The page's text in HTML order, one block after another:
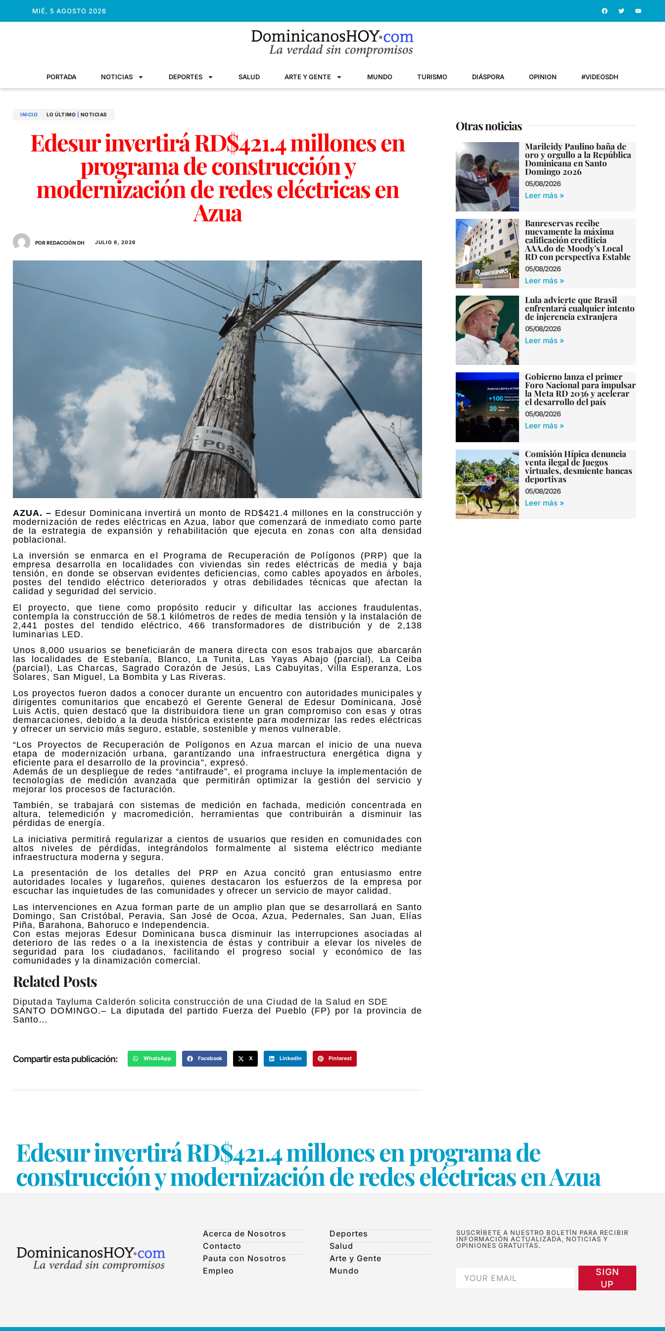
MIÉ, 5 AGOSTO 2026
PORTADA NOTICIAS DEPORTES SALUD ARTE Y GENTE MUNDO TURISMO DIÁSPORA OPINION #VIDEOSDH
INICIO LO ÚLTIMO NOTICIAS
Edesur invertirá RD$421.4 millones en
programa de construcción y
modernización de redes eléctricas en
Azua
POR REDACCIÓN DH JULIO 6, 2026
AZUA. – Edesur Dominicana invertirá un monto de RD$421.4 millones en la construcción y
modernización de redes eléctricas en Azua, labor que comenzará de inmediato como parte
de la estrategia de expansión y rehabilitación que ejecuta en zonas con alta densidad
poblacional.
La inversión se enmarca en el Programa de Recuperación de Polígonos (PRP) que la
empresa desarrolla en localidades con viviendas sin redes eléctricas de media y baja
tensión, en donde se observan evidentes deficiencias, como cables apoyados en árboles,
postes del tendido eléctrico deteriorados y otras debilidades técnicas que afectan la
calidad y seguridad del servicio.
El proyecto, que tiene como propósito reducir y dificultar las acciones fraudulentas,
contempla la construcción de 58.1 kilómetros de redes de media tensión y la instalación de
2,441 postes del tendido eléctrico, 466 transformadores de distribución y de 2,138
luminarias LED.
Unos 8,000 usuarios se beneficiarán de manera directa con esos trabajos que abarcarán
las localidades de Estebanía, Blanco, La Tunita, Las Yayas Abajo (parcial), La Ceiba
(parcial), Las Charcas, Sagrado Corazón de Jesús, Las Cabuyitas, Villa Esperanza, Los
Solares, San Miguel, La Bombita y Las Riveras.
Los proyectos fueron dados a conocer durante un encuentro con autoridades municipales y
dirigentes comunitarios que encabezó el Gerente General de Edesur Dominicana, José
Luis Actis, quien destacó que la distribuidora tiene un gran compromiso con esas y otras
demarcaciones, debido a la deuda histórica existente para modernizar las redes eléctricas
y ofrecer un servicio más seguro, estable, sostenible y menos vulnerable.
“Los Proyectos de Recuperación de Polígonos en Azua marcan el inicio de una nueva
etapa de modernización urbana, garantizando una infraestructura energética digna y
eficiente para el desarrollo de la provincia”, expresó.
Además de un despliegue de redes “antifraude”, el programa incluye la implementación de
tecnologías de medición avanzada que permitirán optimizar la gestión del servicio y
mejorar los procesos de facturación.
También, se trabajará con sistemas de medición en fachada, medición concentrada en
altura, telemedición y macromedición, herramientas que contribuirán a disminuir las
pérdidas de energía.
La iniciativa permitirá regularizar a cientos de usuarios que residen en comunidades con
altos niveles de pérdidas, integrándolos formalmente al sistema eléctrico mediante
infraestructura moderna y segura.
La presentación de los detalles del PRP en Azua concitó gran entusiasmo entre
autoridades locales y lugareños, quienes destacaron los esfuerzos de la empresa por
escuchar las inquietudes de las comunidades y ofrecer un servicio de mayor calidad.
Las intervenciones en Azua forman parte de un amplio plan que se desarrollará en Santo
Domingo, San Cristóbal, Peravia, San José de Ocoa, Azua, Pedernales, San Juan, Elías
Piña, Barahona, Bahoruco e Independencia.
Con estas mejoras Edesur Dominicana busca disminuir las interrupciones asociadas al
deterioro de las redes o a la inexistencia de éstas y contribuir a elevar los niveles de
seguridad para los ciudadanos, facilitando el progreso social y económico de las
comunidades y la dinamización comercial.
Related Posts
Diputada Tayluma Calderón solicita construcción de una Ciudad de la Salud en SDE
SANTO DOMINGO.– La diputada del partido Fuerza del Pueblo (FP) por la provincia de
Santo…
Compartir esta publicación: WhatsApp Facebook X LinkedIn Pinterest
Otras noticias
Marileidy Paulino baña de
oro y orgullo a la República
Dominicana en Santo
Domingo 2026
05/08/2026
Leer más »
Banreservas recibe
nuevamente la máxima
calificación crediticia
AAA.do de Moody’s Local
RD con perspectiva Estable
05/08/2026
Leer más »
Lula advierte que Brasil
enfrentará cualquier intento
de injerencia extranjera
05/08/2026
Leer más »
Gobierno lanza el primer
Foro Nacional para impulsar
la Meta RD 2036 y acelerar
el desarrollo del país
05/08/2026
Leer más »
Comisión Hípica denuncia
venta ilegal de Juegos
virtuales, desmiente bancas
deportivas
05/08/2026
Leer más »
Edesur invertirá RD$421.4 millones en programa de
construcción y modernización de redes eléctricas en Azua
Acerca de Nosotros
Contacto
Pauta con Nosotros
Empleo
Deportes
Salud
Arte y Gente
Mundo
SUSCRÍBETE A NUESTRO BOLETÍN PARA RECIBIR
INFORMACIÓN ACTUALIZADA, NOTICIAS Y
OPINIONES GRATUITAS.
SIGN
UP